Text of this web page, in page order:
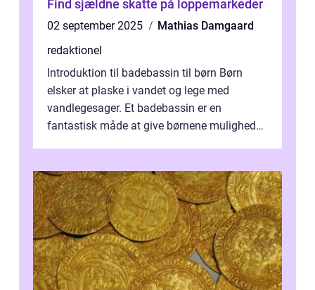
Find sjældne skatte på loppemarkeder
02 september 2025
Mathias Damgaard
redaktionel
Introduktion til badebassin til børn Børn
elsker at plaske i vandet og lege med
vandlegesager. Et badebassin er en
fantastisk måde at give børnene mulighed